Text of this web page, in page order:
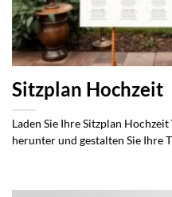
Sitzplan Hochzeit
Laden Sie Ihre Sitzplan
herunter und gestalten Sie Ihre